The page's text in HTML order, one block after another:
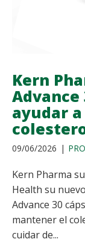
Kern
Advance
ayudar
09/06/2026
Kern Pharma
Health su
Advance 30
mantener el
cuidar de...